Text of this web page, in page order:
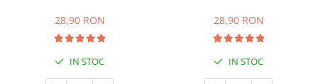
28,90 RON
IN STOC
Gusto
28,90 RON
IN STOC